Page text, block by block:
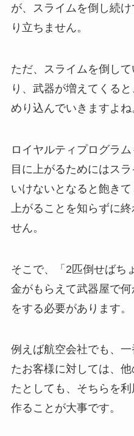
が、スライムを倒し続
り立ちません。
ただ、スライムを倒し
り、武器が増えてくる
めり込んでいきますよね
ロイヤルティプログラ
目に上がるためにはス
いけないとなると飽き
上がることを知らずに
せん。
そこで、「2匹倒せばち
金がもらえて武器屋で
をする必要があります。
例えば航空会社でも、
たお客様に対しては、
たとしても、そちらを
作ることが大事です。